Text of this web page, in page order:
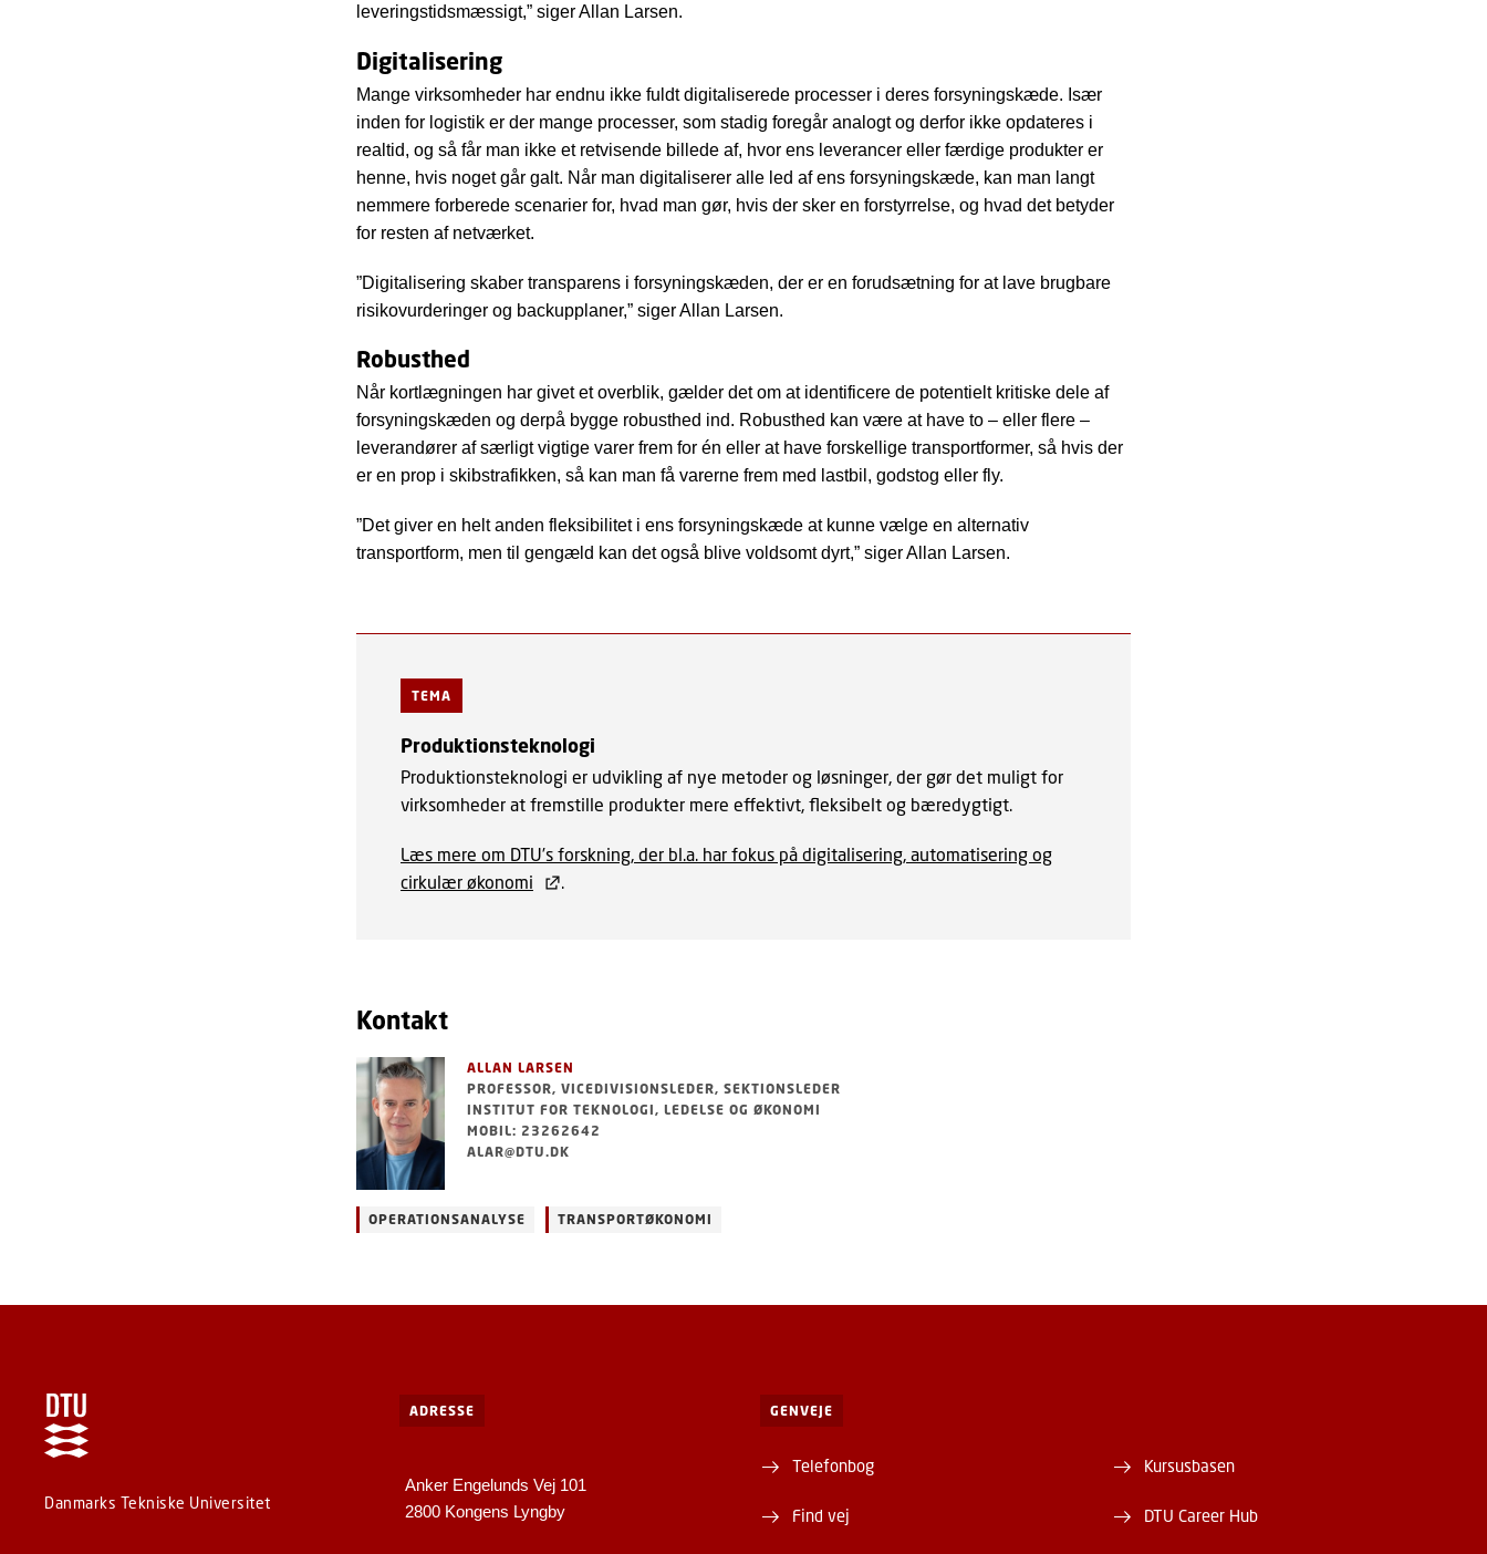
leveringstidsmæssigt,” siger Allan Larsen.
Digitalisering
Mange virksomheder har endnu ikke fuldt digitaliserede processer i deres forsyningskæde. Især
inden for logistik er der mange processer, som stadig foregår analogt og derfor ikke opdateres i
realtid, og så får man ikke et retvisende billede af, hvor ens leverancer eller færdige produkter er
henne, hvis noget går galt. Når man digitaliserer alle led af ens forsyningskæde, kan man langt
nemmere forberede scenarier for, hvad man gør, hvis der sker en forstyrrelse, og hvad det betyder
for resten af netværket.
”Digitalisering skaber transparens i forsyningskæden, der er en forudsætning for at lave brugbare
risikovurderinger og backupplaner,” siger Allan Larsen.
Robusthed
Når kortlægningen har givet et overblik, gælder det om at identificere de potentielt kritiske dele af
forsyningskæden og derpå bygge robusthed ind. Robusthed kan være at have to – eller flere –
leverandører af særligt vigtige varer frem for én eller at have forskellige transportformer, så hvis der
er en prop i skibstrafikken, så kan man få varerne frem med lastbil, godstog eller fly.
”Det giver en helt anden fleksibilitet i ens forsyningskæde at kunne vælge en alternativ
transportform, men til gengæld kan det også blive voldsomt dyrt,” siger Allan Larsen.
TEMA
Produktionsteknologi
Produktionsteknologi er udvikling af nye metoder og løsninger, der gør det muligt for
virksomheder at fremstille produkter mere effektivt, fleksibelt og bæredygtigt.
Læs mere om DTU’s forskning, der bl.a. har fokus på digitalisering, automatisering og
cirkulær økonomi
.
Kontakt
ALLAN LARSEN
PROFESSOR, VICEDIVISIONSLEDER, SEKTIONSLEDER
INSTITUT FOR TEKNOLOGI, LEDELSE OG ØKONOMI
MOBIL: 23262642
ALAR@DTU.DK
OPERATIONSANALYSE TRANSPORTØKONOMI
Danmarks Tekniske Universitet
ADRESSE
Anker Engelunds Vej 101
2800 Kongens Lyngby
GENVEJE
Telefonbog
Find vej
Kursusbasen
DTU Career Hub